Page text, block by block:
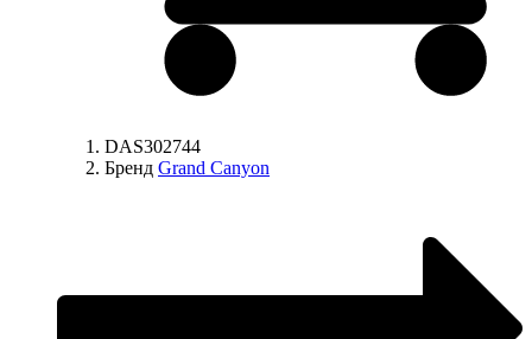
DAS302744
Бренд Grand Canyon